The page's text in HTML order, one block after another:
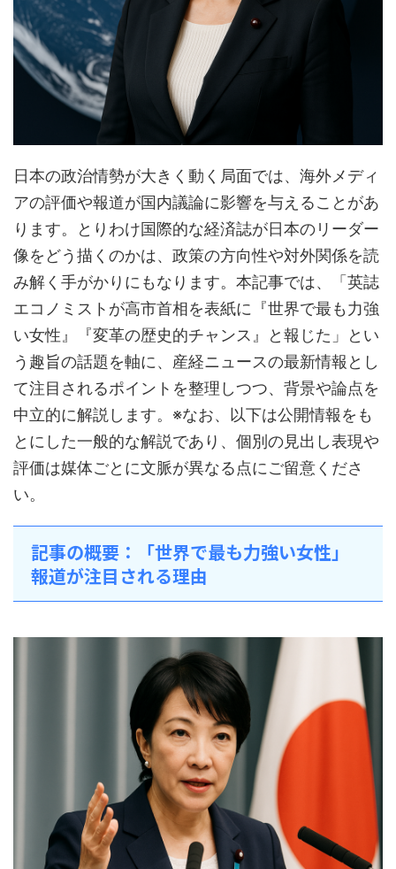
日本の政治情勢が大きく動く局面では、海外メディ
アの評価や報道が国内議論に影響を与えることがあ
ります。とりわけ国際的な経済誌が日本のリーダー
像をどう描くのかは、政策の方向性や対外関係を読
み解く手がかりにもなります。本記事では、「英誌
エコノミストが高市首相を表紙に『世界で最も力強
い女性』『変革の歴史的チャンス』と報じた」とい
う趣旨の話題を軸に、産経ニュースの最新情報とし
て注目されるポイントを整理しつつ、背景や論点を
中立的に解説します。※なお、以下は公開情報をも
とにした一般的な解説であり、個別の見出し表現や
評価は媒体ごとに文脈が異なる点にご留意くださ
い。
記事の概要：「世界で最も力強い女性」
報道が注目される理由